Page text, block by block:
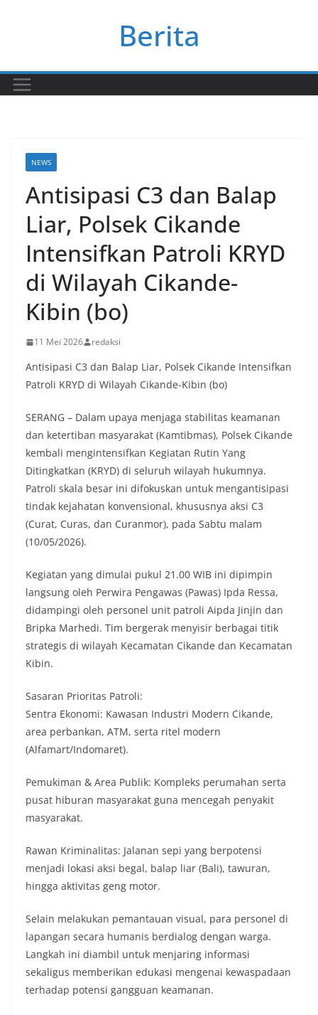
Berita
NEWS
Antisipasi C3 dan Balap
Liar, Polsek Cikande
Intensifkan Patroli KRYD
di Wilayah Cikande-
Kibin (bo)
11 Mei 2026 redaksi
Antisipasi C3 dan Balap Liar, Polsek Cikande Intensifkan
Patroli KRYD di Wilayah Cikande-Kibin (bo)
SERANG – Dalam upaya menjaga stabilitas keamanan
dan ketertiban masyarakat (Kamtibmas), Polsek Cikande
kembali mengintensifkan Kegiatan Rutin Yang
Ditingkatkan (KRYD) di seluruh wilayah hukumnya.
Patroli skala besar ini difokuskan untuk mengantisipasi
tindak kejahatan konvensional, khususnya aksi C3
(Curat, Curas, dan Curanmor), pada Sabtu malam
(10/05/2026).
​Kegiatan yang dimulai pukul 21.00 WIB ini dipimpin
langsung oleh Perwira Pengawas (Pawas) Ipda Ressa,
didampingi oleh personel unit patroli Aipda Jinjin dan
Bripka Marhedi. Tim bergerak menyisir berbagai titik
strategis di wilayah Kecamatan Cikande dan Kecamatan
Kibin.
​Sasaran Prioritas Patroli:
​Sentra Ekonomi: Kawasan Industri Modern Cikande,
area perbankan, ATM, serta ritel modern
(Alfamart/Indomaret).
​Pemukiman & Area Publik: Kompleks perumahan serta
pusat hiburan masyarakat guna mencegah penyakit
masyarakat.
​Rawan Kriminalitas: Jalanan sepi yang berpotensi
menjadi lokasi aksi begal, balap liar (Bali), tawuran,
hingga aktivitas geng motor.
​Selain melakukan pemantauan visual, para personel di
lapangan secara humanis berdialog dengan warga.
Langkah ini diambil untuk menjaring informasi
sekaligus memberikan edukasi mengenai kewaspadaan
terhadap potensi gangguan keamanan.